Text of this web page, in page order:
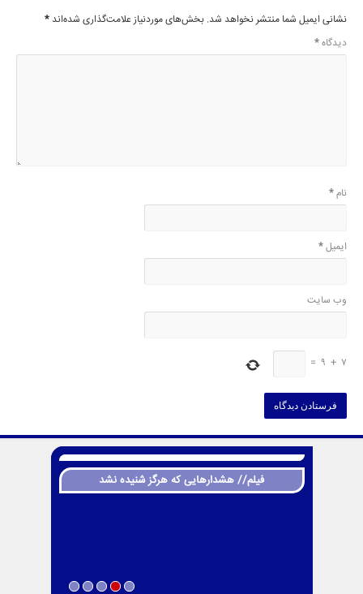
نشانی ایمیل شما منتشر نخواهد شد. بخش‌های موردنیاز علامت‌گذاری شده‌اند *
دیدگاه*
نام*
ایمیل*
وب‌ سایت
7
+
9
=
فیلم// هشدارهایی که هرگز شنیده نشد